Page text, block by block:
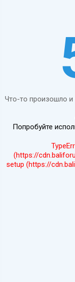
Что-то произошло
Попробуйте
(https://
setup (https://